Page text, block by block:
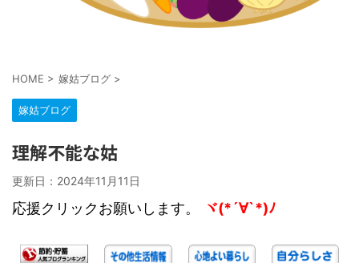
HOME > 嫁姑ブログ >
嫁姑ブログ
理解不能な姑
更新日： 2024年11月11日
応援クリックお願いします。 ヾ(*´∀`*)ﾉ